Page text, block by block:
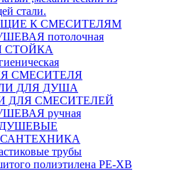
стали.
К СМЕСИТЕЛЯМ
потолочная
СТОЙКА
СМЕСИТЕЛЯ
ДЛЯ ДУША
ДЛЯ СМЕСИТЕЛЕЙ
ручная
трубы
полиэтилена PE-XB